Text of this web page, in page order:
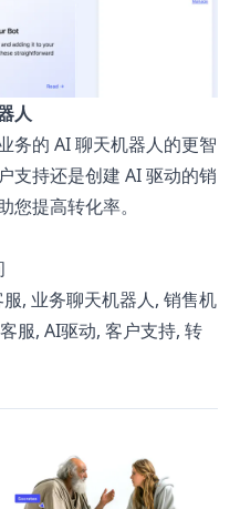
人
务的 AI 聊天机器人的更智
支持还是创建 AI 驱动的销
提高转化率。
, 业务聊天机器人, 销售机
服, AI驱动, 客户支持, 转